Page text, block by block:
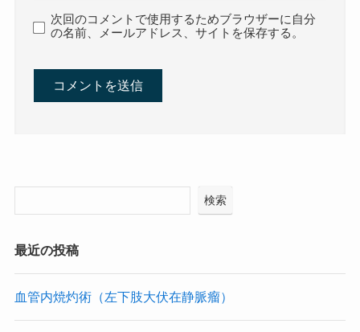
次回のコメントで使用するためブラウザーに自分
の名前、メールアドレス、サイトを保存する。
検索
最近の投稿
血管内焼灼術（左下肢大伏在静脈瘤）